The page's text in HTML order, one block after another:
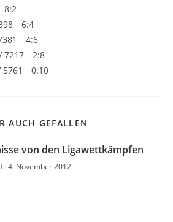
8:2
6:4
4:6
7217 2:8
5761 0:10
AUCH GEFALLEN
von den Ligawettkämpfen
4. November 2012